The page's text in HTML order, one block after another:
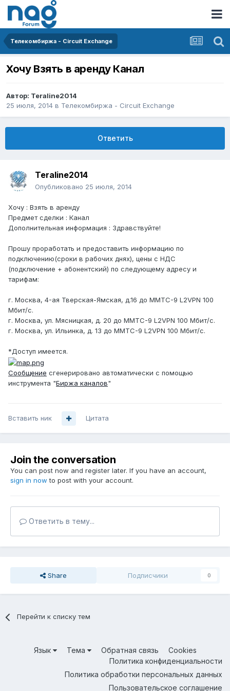
Телекомбиржа - Circuit Exchange
Хочу Взять в аренду Канал
Автор: Teraline2014
25 июля, 2014 в Телекомбиржа - Circuit Exchange
Ответить
Teraline2014
Опубликовано 25 июля, 2014
Хочу : Взять в аренду
Предмет сделки : Канал
Дополнительная информация : Здравствуйте!
Прошу проработать и предоставить информацию по
подключению(сроки в рабочих днях), цены с НДС
(подключение + абонентский) по следующему адресу и
тарифам:
г. Москва, 4-ая Тверская-Ямская, д.16 до ММТС-9 L2VPN 100
Мбит/с.
г. Москва, ул. Мясницкая, д. 20 до ММТС-9 L2VPN 100 Мбит/с.
г. Москва, ул. Ильинка, д. 13 до ММТС-9 L2VPN 100 Мбит/с.
*Доступ имеется.
Сообщение сгенерировано автоматически с помощью
инструмента "Биржа каналов"
Вставить ник Цитата
Join the conversation
You can post now and register later. If you have an account,
sign in now to post with your account.
Ответить в тему...
Share Подписчики 0
Перейти к списку тем
Язык Тема Обратная связь
Cookies
Политика конфиденциальности
Политика обработки персональных данных
Пользовательское соглашение